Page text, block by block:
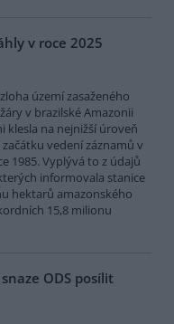
v roce 2025
území zasaženého
v brazilské Amazonii
klesla na nejnižší úroveň
začátku vedení záznamů v
1985. Vyplývá to z údajů
informovala stanice
hektarů amazonského
15,8 milionu
ODS posílit